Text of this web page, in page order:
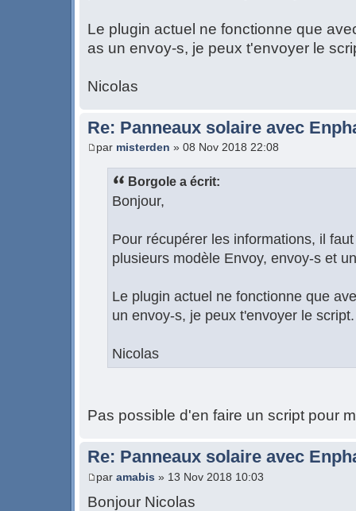
Le plugin actuel ne fonctionne que
as un envoy-s, je peux t'envoyer le
Nicolas
Re: Panneaux solaire avec
par misterden » 08 Nov 2018 22:08
Borgole a écrit:
Bonjour,
Pour récupérer les informations, il
plusieurs modèle Envoy, envoy-s et
Le plugin actuel ne fonctionne que
un envoy-s, je peux t'envoyer le script.
Nicolas
Pas possible d'en faire un script pour
Re: Panneaux solaire avec
par amabis » 13 Nov 2018 10:03
Bonjour Nicolas